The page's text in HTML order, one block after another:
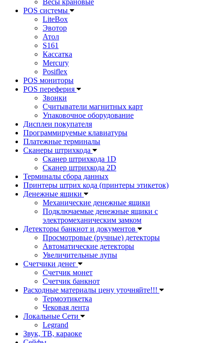
POS системы
LiteBox
Эвотор
Атол
S161
Кассатка
Mercury
Posiflex
POS мониторы
POS переферия
Звонки
Считыватели магнитных карт
Упаковочное оборудование
Дисплеи покупателя
Программируемые клавиатуры
Платежные терминалы
Сканеры штрихкода
Сканер штрихкода 1D
Сканер штрихкода 2D
Терминалы сбора данных
Принтеры штрих кода (принтеры этикеток)
Денежные ящики
Механические денежные ящики
Подключаемые денежные ящики с
электромеханическим замком
Детекторы банкнот и документов
Просмотровые (ручные) детекторы
Автоматические детекторы
Увеличительные лупы
Счетчики денег
Счетчик монет
Счетчик банкнот
Расходные материалы цену уточняйте!!!
Термоэтикетка
Чековая лента
Локальные Сети
Legrand
Звук, ТВ, караоке